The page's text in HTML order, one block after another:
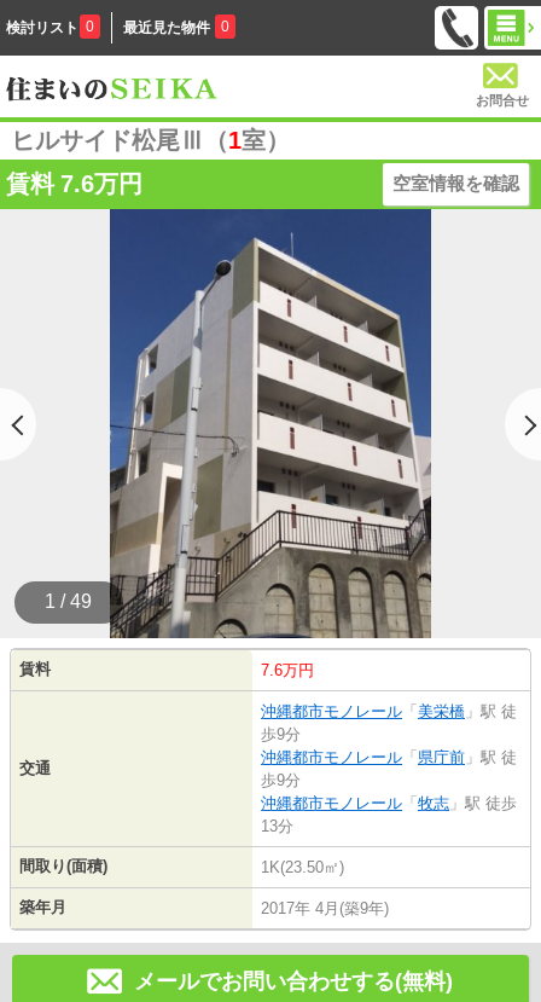
検討リスト 0 最近見た物件 0
お問合せ
ヒルサイド松尾Ⅲ（1室）
賃料 7.6万円 空室情報を確認
1 / 49
賃料 7.6万円
交通
沖縄都市モノレール 「 美栄橋 」駅 徒
歩9分
沖縄都市モノレール 「 県庁前 」駅 徒
歩9分
沖縄都市モノレール 「 牧志 」駅 徒歩
13分
間取り(面積) 1K(23.50㎡)
築年月 2017年 4月(築9年)
メールでお問い合わせする(無料)